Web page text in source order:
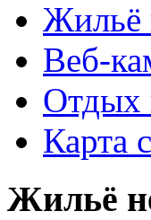
Жильё
Веб-
Отдых
Карта
Жильё